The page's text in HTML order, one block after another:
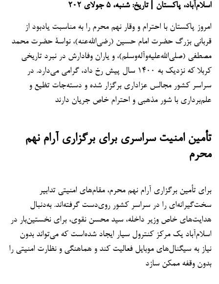
اسلام‌آباد، پاکستان | تاریخ: شنبه، ۵ جولای ۲۰۲
امروز پاکستان با احترام و وقار نهم محرم را به مناسبت یادبود از
قربانی بزرگ حضرت امام حسین (رضی‌الله‌عنه)، نواسۀ حضرت محمد
مصطفی (صلی‌الله‌علیه‌وآله‌وسلم)، و یاران وفادارش در نبرد تاریخی
کربلا که نزدیک به ۱۴۰۰ سال پیش رخ داد، گرامی می‌دارد. در
سراسر کشور مجالس عزاداری برگزار شده و دسته‌جات تظیع و
علم‌برداری با شور مذهبی و احترام خاص جریان دارند
تأمین امنیت سراسری برای برگزاری آرام نهم
محرم
برای تأمین برگزاری آرام نهم محرم، مقام‌های امنیتی تدابیر
سخت‌گیرانه‌ای را در سراسر کشور روی‌دست گرفته‌اند. به‌دنبال
هدایت‌های خاص وزیر داخله، سید محسن نقوی، برای نخستین‌بار در
اسلام‌آباد یک مرکز کنترول سیار ایجاد شده‌است که می‌تواند بدون
نیاز به سیگنال‌های موبایل فعالیت کند و هماهنگی و نظارت امنیتی را
بدون وقفه ممکن سازد